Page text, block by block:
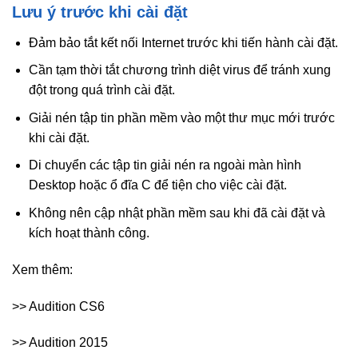
Lưu ý trước khi cài đặt
Đảm bảo tắt kết nối Internet trước khi tiến hành cài đặt.
Cần tạm thời tắt chương trình diệt virus để tránh xung
đột trong quá trình cài đặt.
Giải nén tập tin phần mềm vào một thư mục mới trước
khi cài đặt.
Di chuyển các tập tin giải nén ra ngoài màn hình
Desktop hoặc ổ đĩa C để tiện cho việc cài đặt.
Không nên cập nhật phần mềm sau khi đã cài đặt và
kích hoạt thành công.
Xem thêm:
>> Audition CS6
>> Audition 2015